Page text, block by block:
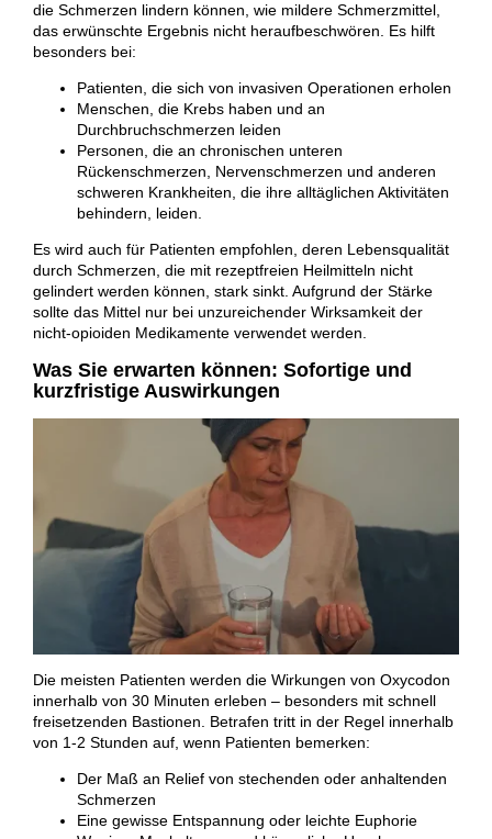
die Schmerzen lindern können, wie mildere Schmerzmittel,
das erwünschte Ergebnis nicht heraufbeschwören. Es hilft
besonders bei:
Patienten, die sich von invasiven Operationen erholen
Menschen, die Krebs haben und an
Durchbruchschmerzen leiden
Personen, die an chronischen unteren
Rückenschmerzen, Nervenschmerzen und anderen
schweren Krankheiten, die ihre alltäglichen Aktivitäten
behindern, leiden.
Es wird auch für Patienten empfohlen, deren Lebensqualität
durch Schmerzen, die mit rezeptfreien Heilmitteln nicht
gelindert werden können, stark sinkt. Aufgrund der Stärke
sollte das Mittel nur bei unzureichender Wirksamkeit der
nicht-opioiden Medikamente verwendet werden.
Was Sie erwarten können: Sofortige und
kurzfristige Auswirkungen
Die meisten Patienten werden die Wirkungen von Oxycodon
innerhalb von 30 Minuten erleben – besonders mit schnell
freisetzenden Bastionen. Betrafen tritt in der Regel innerhalb
von 1-2 Stunden auf, wenn Patienten bemerken:
Der Maß an Relief von stechenden oder anhaltenden
Schmerzen
Eine gewisse Entspannung oder leichte Euphorie